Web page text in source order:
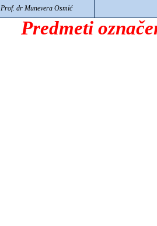
Prof. dr Munevera Osmić
Predmeti